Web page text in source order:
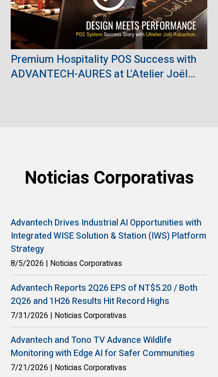
Premium Hospitality POS Success with
ADVANTECH-AURES at L'Atelier Joël
Noticias Corporativas
Advantech Drives Industrial AI Opportunities with
Integrated WISE Solution & Station (IWS) Platform
Strategy
8/5/2026 | Noticias Corporativas
Advantech Reports 2Q26 EPS of NT$5.20 / Both
2Q26 and 1H26 Results Hit Record Highs
7/31/2026 | Noticias Corporativas
Advantech and Tono TV Advance Wildlife
Monitoring with Edge AI for Safer Communities
7/21/2026 | Noticias Corporativas